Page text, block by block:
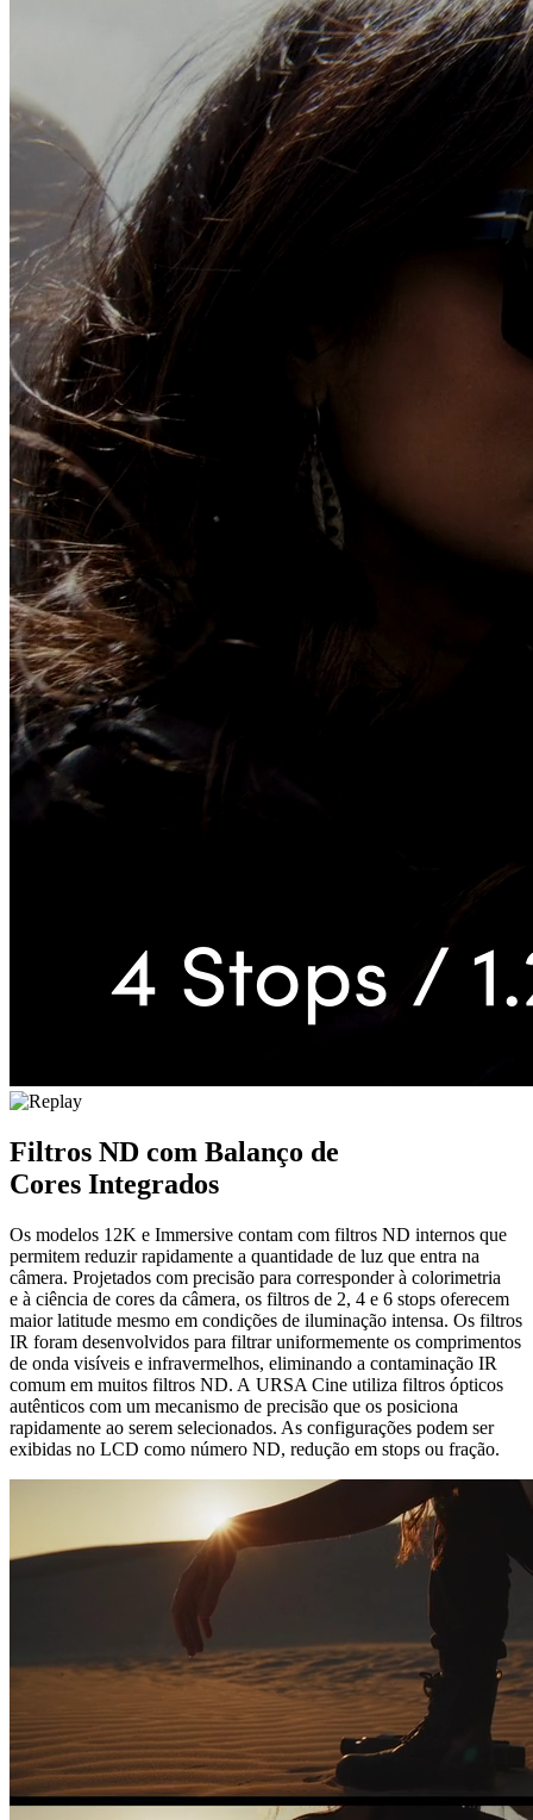
Filtros ND com Balanço de
Cores Integrados
Os modelos 12K e Immersive contam com filtros ND internos que
permitem reduzir rapidamente a quantidade de luz que entra na
câmera. Projetados com precisão para corresponder à colorimetria
e à ciência de cores da câmera, os filtros de 2, 4 e 6 stops oferecem
maior latitude mesmo em condições de iluminação intensa. Os filtros
IR foram desenvolvidos para filtrar uniformemente os comprimentos
de onda visíveis e infravermelhos, eliminando a contaminação IR
comum em muitos filtros ND. A URSA Cine utiliza filtros ópticos
autênticos com um mecanismo de precisão que os posiciona
rapidamente ao serem selecionados. As configurações podem ser
exibidas no LCD como número ND, redução em stops ou fração.